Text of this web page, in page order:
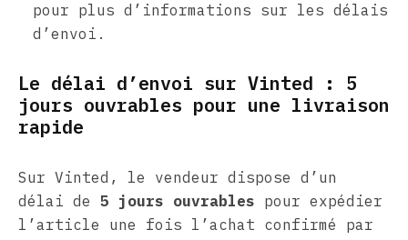
pour plus d’informations sur les délais
d’envoi.
Le délai d’envoi sur Vinted : 5
jours ouvrables pour une livraison
rapide
Sur Vinted, le vendeur dispose d’un
délai de 5 jours ouvrables pour expédier
l’article une fois l’achat confirmé par